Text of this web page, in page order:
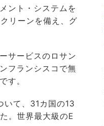
ント・システムを
リーンを備え、グ
サービスのロサン
フランシスコで無
す。
て、31カ国の13
。世界最大級のE